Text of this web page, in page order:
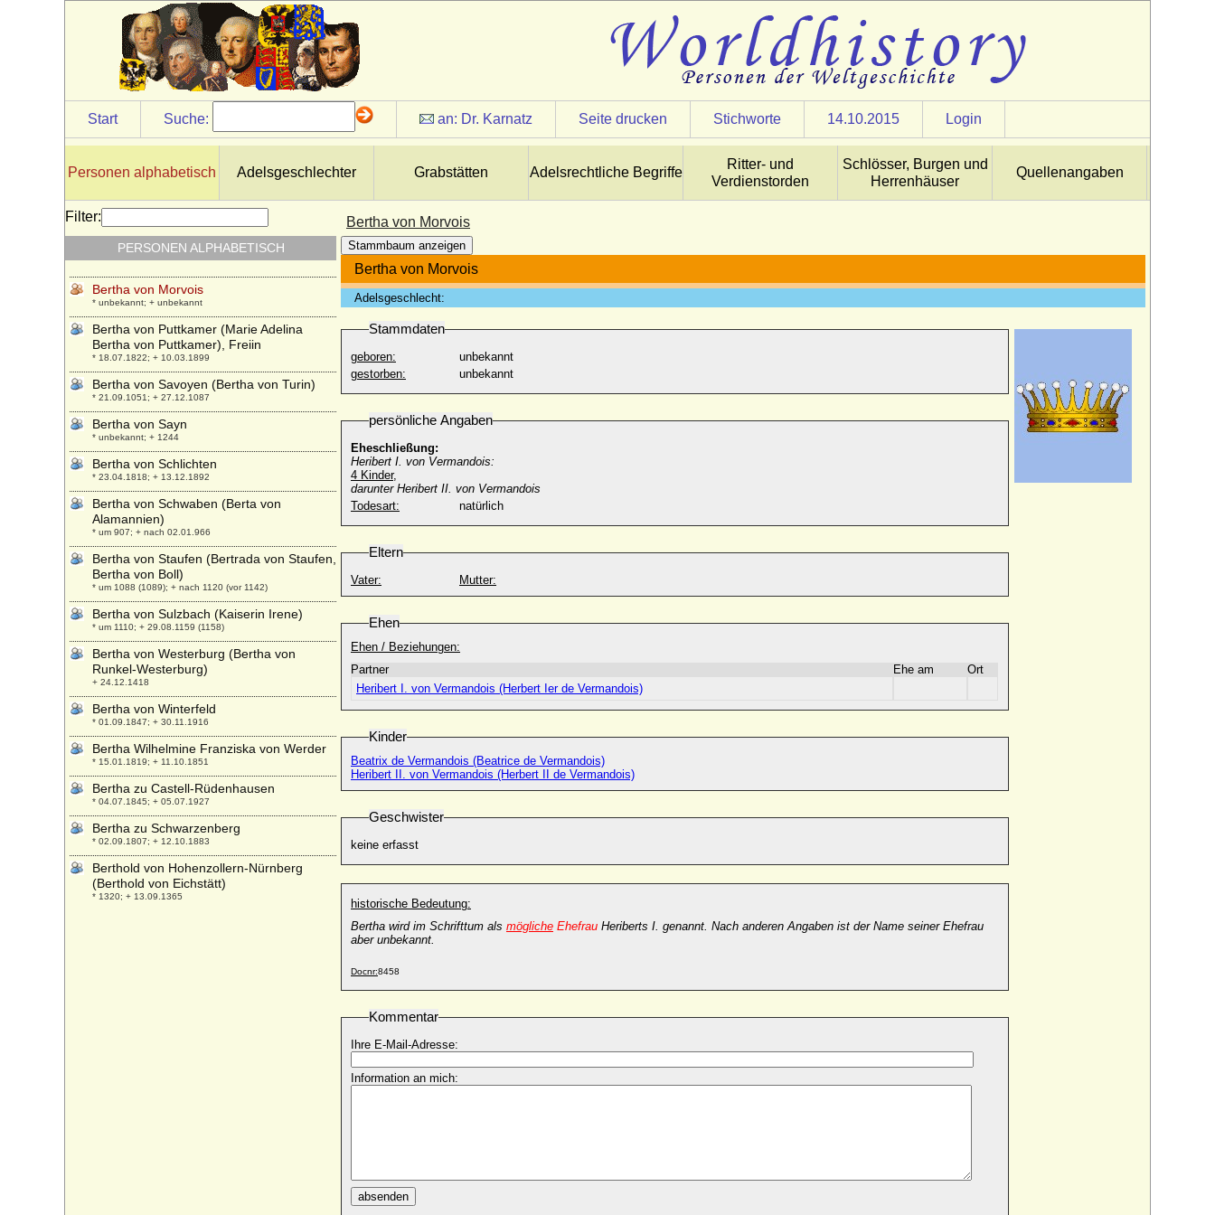
Start Suche: an: Dr. Karnatz Seite drucken Stichworte 14.10.2015 Login
Personen alphabetisch Adelsgeschlechter Grabstätten Adelsrechtliche Begriffe
Ritter- und
Verdienstorden
Schlösser, Burgen und
Herrenhäuser
Quellenangaben
Bertha von Morvois
Stammbaum anzeigen
Bertha von Morvois
Adelsgeschlecht:
Stammdaten
geboren:
unbekannt
gestorben:
unbekannt
persönliche Angaben
Eheschließung:
Heribert I. von Vermandois:
4 Kinder,
darunter Heribert II. von Vermandois
Todesart:
natürlich
Eltern
Vater: Mutter:
Ehen
Ehen / Beziehungen:
Partner
Ehe am
Ort
Heribert I. von Vermandois (Herbert Ier de Vermandois)
Kinder
Beatrix de Vermandois (Beatrice de Vermandois)
Heribert II. von Vermandois (Herbert II de Vermandois)
Geschwister
keine erfasst
historische Bedeutung:
Bertha wird im Schrifttum als mögliche Ehefrau Heriberts I. genannt. Nach anderen Angaben ist der Name seiner Ehefrau
aber unbekannt.
Docnr:8458
Kommentar
Ihre E-Mail-Adresse:
Information an mich:
absenden
Filter:
PERSONEN ALPHABETISCH
* 25.10.1874; + 19.02.1919
Bertha von Holland
* 1055; + 1094
Bertha von Holleben
* 16.11.1818; + 30.11.1904
Bertha von Honlage
* 20.03.1799; + 24.01.1859
* 21.06.1890; + 29.01.1982
Bertha von Lothringen (Berthe de
Lorraine)
* unbekannt; + nach 1162
Bertha von Morvois
* unbekannt; + unbekannt
Bertha von Puttkamer (Marie Adelina
Bertha von Puttkamer), Freiin
* 18.07.1822; + 10.03.1899
Bertha von Savoyen (Bertha von Turin)
* 21.09.1051; + 27.12.1087
Bertha von Sayn
* unbekannt; + 1244
Bertha von Schlichten
* 23.04.1818; + 13.12.1892
Bertha von Schwaben (Berta von
Alamannien)
* um 907; + nach 02.01.966
Bertha von Staufen (Bertrada von Staufen,
Bertha von Boll)
* um 1088 (1089); + nach 1120 (vor 1142)
Bertha von Sulzbach (Kaiserin Irene)
* um 1110; + 29.08.1159 (1158)
Bertha von Westerburg (Bertha von
Runkel-Westerburg)
+ 24.12.1418
Bertha von Winterfeld
* 01.09.1847; + 30.11.1916
Bertha Wilhelmine Franziska von Werder
* 15.01.1819; + 11.10.1851
Bertha zu Castell-Rüdenhausen
* 04.07.1845; + 05.07.1927
Bertha zu Schwarzenberg
* 02.09.1807; + 12.10.1883
Berthold von Hohenzollern-Nürnberg
(Berthold von Eichstätt)
* 1320; + 13.09.1365